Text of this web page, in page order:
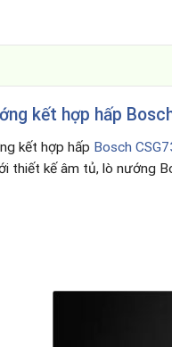
kết hợp hấp
kết hợp hấp Bosch
thiết kế âm tủ, lò nướng